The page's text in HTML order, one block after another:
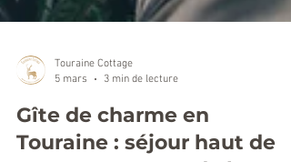
Touraine Cottage
5 mars
3 min de lecture